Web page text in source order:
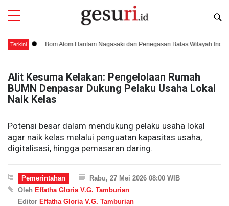
Terkini
Bom Atom Hantam Nagasaki dan Penegasan Batas Wilayah Indonesia
Alit Kesuma Kelakan: Pengelolaan Rumah
BUMN Denpasar Dukung Pelaku Usaha Lokal
Naik Kelas
Potensi besar dalam mendukung pelaku usaha lokal
agar naik kelas melalui penguatan kapasitas usaha,
digitalisasi, hingga pemasaran daring.
Pemerintahan
Rabu, 27 Mei 2026 08:00 WIB
Oleh Effatha Gloria V.G. Tamburian
Editor Effatha Gloria V.G. Tamburian